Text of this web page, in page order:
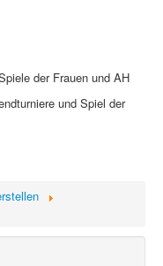
der Frauen und AH
und Spiel der